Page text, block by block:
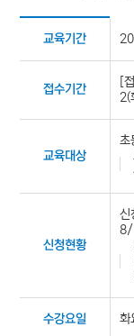
교육기간
접수기간
[
2(
교육대상
초
신청현황
신
8/
수강요일 화